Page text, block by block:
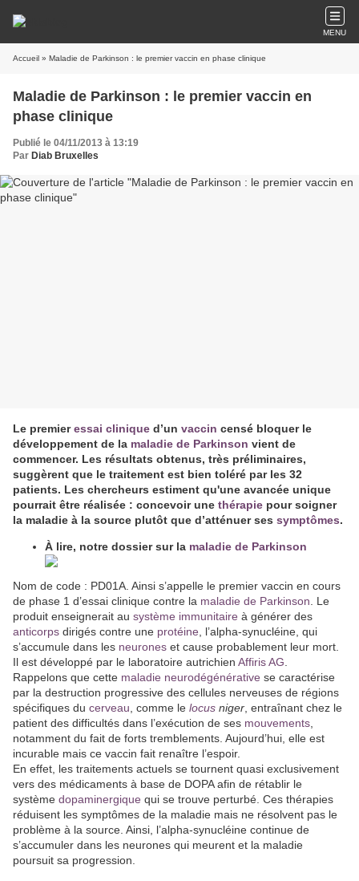
MENU
Accueil » Maladie de Parkinson : le premier vaccin en phase clinique
Maladie de Parkinson : le premier vaccin en
phase clinique
Publié le 04/11/2013 à 13:19
Par Diab Bruxelles
Le premieressai clinique d’un vaccin censé bloquer le
développement de la maladie de Parkinson vient de
commencer. Les résultats obtenus, très préliminaires,
suggèrent que le traitement est bien toléré par les 32
patients. Les chercheurs estiment qu'une avancée unique
pourrait être réalisée : concevoir une thérapie pour soigner
la maladie à la source plutôt que d’atténuer ses symptômes.
À lire, notre dossier sur la maladie de Parkinson
Nom de code : PD01A. Ainsi s’appelle le premier vaccin en cours
de phase 1 d’essai clinique contre la maladie de Parkinson . Le
produit enseignerait au système immunitaire à générer des
anticorps dirigés contre une protéine , l’alpha-synucléine, qui
s’accumule dans les neurones et cause probablement leur mort.
Il est développé par le laboratoire autrichien Affiris AG
Rappelons que cette maladie neurodégénérative se caractérise
par la destruction progressive des cellules nerveuses de régions
spécifiques du cerveau , comme le locus niger , entraînant chez le
patient des difficultés dans l’exécution de ses mouvements
notamment du fait de forts tremblements. Aujourd’hui, elle est
incurable mais ce vaccin fait renaître l’espoir.
En effet, les traitements actuels se tournent quasi exclusivement
vers des médicaments à base de DOPA afin de rétablir le
système dopaminergique qui se trouve perturbé. Ces thérapies
réduisent les symptômes de la maladie mais ne résolvent pas le
problème à la source. Ainsi, l’alpha-synucléine continue de
s’accumuler dans les neurones qui meurent et la maladie
poursuit sa progression.